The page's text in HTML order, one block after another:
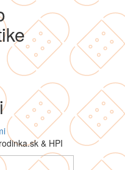
rodinka.sk & HPI